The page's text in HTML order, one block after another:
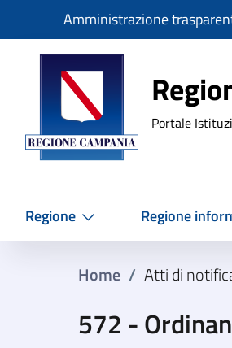
SlimAmministrazione
Portale
Regione Regione
Home / Atti di
572 -